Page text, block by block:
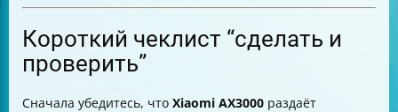
Короткий чеклист “сделать и
проверить”
Сначала убедитесь, что Xiaomi AX3000 раздаёт